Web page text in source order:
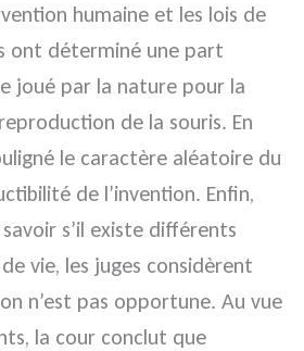
humaine et les lois de
ont déterminé une part
joué par la nature pour la
de la souris. En
le caractère aléatoire du
de l’invention. Enfin,
s’il existe différents
vie, les juges considèrent
n’est pas opportune. Au vue
la cour conclut que